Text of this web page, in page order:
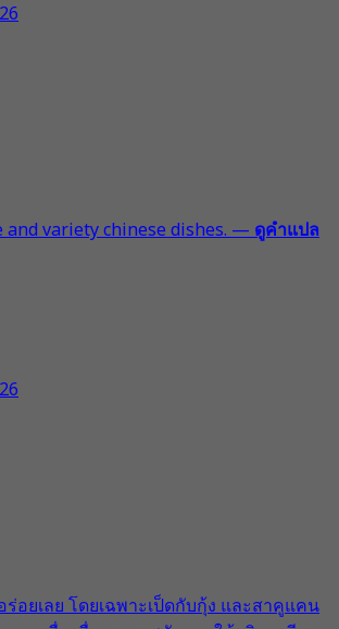
and variety chinese dishes.—ดูคำแปล
อยเลย โดยเฉพาะเป็ดกับกุ้ง และสาคูแคน